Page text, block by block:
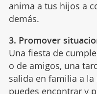
anima a tus hijos a
demás.
3. Promover
Una fiesta de
o de amigos, una
salida en familia a
puedes encontrar y